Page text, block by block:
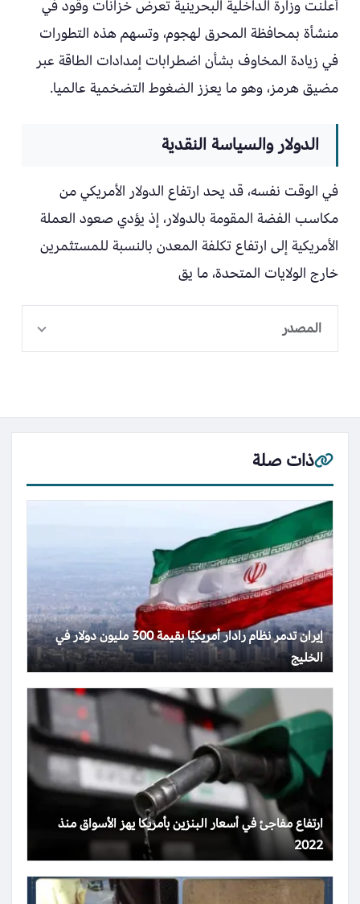
أعلنت وزارة الداخلية البحرينية تعرض خزانات وقود في
منشأة بمحافظة المحرق لهجوم، وتسهم هذه التطورات
في زيادة المخاوف بشأن اضطرابات إمدادات الطاقة عبر
مضيق هرمز، وهو ما يعزز الضغوط التضخمية عالميا.
الدولار والسياسة النقدية
في الوقت نفسه، قد يحد ارتفاع الدولار الأمريكي من
مكاسب الفضة المقومة بالدولار، إذ يؤدي صعود العملة
الأمريكية إلى ارتفاع تكلفة المعدن بالنسبة للمستثمرين
خارج الولايات المتحدة، ما يق
المصدر
ذات صلة
إيران تدمر نظام رادار أمريكيًا بقيمة 300 مليون دولار في
الخليج
ارتفاع مفاجئ في أسعار البنزين بأمريكا يهز الأسواق منذ
2022